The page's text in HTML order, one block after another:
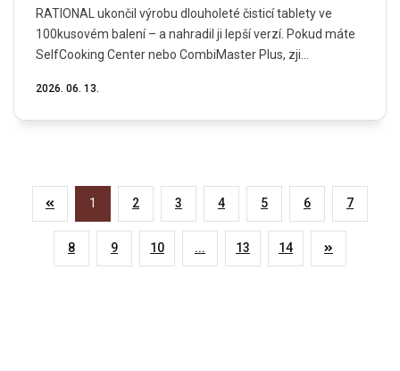
RATIONAL ukončil výrobu dlouholeté čisticí tablety ve
100kusovém balení – a nahradil ji lepší verzí. Pokud máte
SelfCooking Center nebo CombiMaster Plus, zji...
2026. 06. 13.
1 2 3 4 5 6 7
8 9 10 ... 13 14